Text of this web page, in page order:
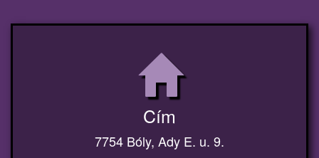
Cím
7754 Bóly, Ady E. u. 9.